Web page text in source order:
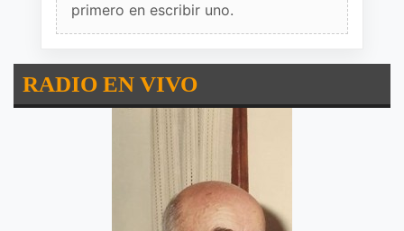
primero en escribir uno.
RADIO EN VIVO